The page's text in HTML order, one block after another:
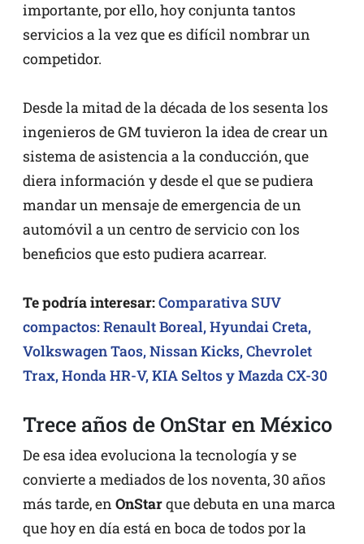
importante, por ello, hoy conjunta tantos
servicios a la vez que es difícil nombrar un
competidor.
Desde la mitad de la década de los sesenta los
ingenieros de GM tuvieron la idea de crear un
sistema de asistencia a la conducción, que
diera información y desde el que se pudiera
mandar un mensaje de emergencia de un
automóvil a un centro de servicio con los
beneficios que esto pudiera acarrear.
Te podría interesar:Comparativa SUV
compactos: Renault Boreal, Hyundai Creta,
Volkswagen Taos, Nissan Kicks, Chevrolet
Trax, Honda HR-V, KIA Seltos y Mazda CX-30
Trece años de OnStar en México
De esa idea evoluciona la tecnología y se
convierte a mediados de los noventa, 30 años
más tarde, en OnStarque debuta en una marca
que hoy en día está en boca de todos por la